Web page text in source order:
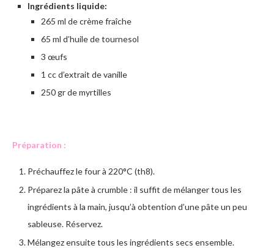
Ingrédients liquide:
265 ml de crème fraîche
65 ml d’huile de tournesol
3 œufs
1 cc d’extrait de vanille
250 gr de myrtilles
Préparation :
Préchauffez le four à 220°C (th8).
Préparez la pâte à crumble : il suffit de mélanger tous les
ingrédients à la main, jusqu’à obtention d’une pâte un peu
sableuse. Réservez.
Mélangez ensuite tous les ingrédients secs ensemble.